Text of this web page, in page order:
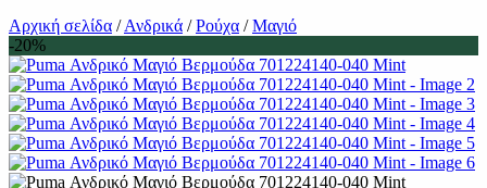
Αρχική σελίδα /Ανδρικά / Ρούχα / Μαγιό
-20%